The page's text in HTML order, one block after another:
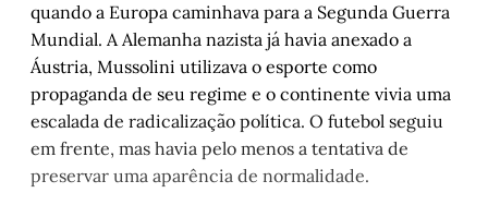
quando a Europa caminhava para a Segunda Guerra
Mundial. A Alemanha nazista já havia anexado a
Áustria, Mussolini utilizava o esporte como
propaganda de seu regime e o continente vivia uma
escalada de radicalização política. O futebol seguiu
em frente, mas havia pelo menos a tentativa de
preservar uma aparência de normalidade.